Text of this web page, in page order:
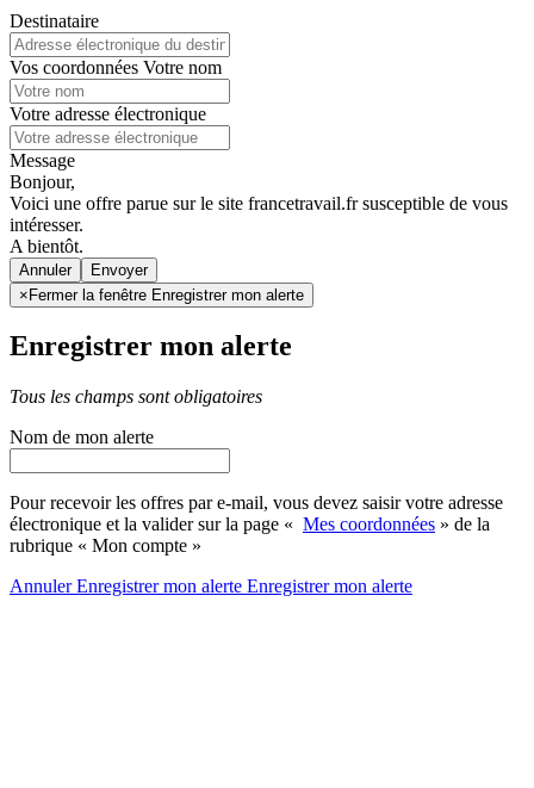
Destinataire
Vos coordonnées Votre nom
Votre adresse électronique
Message
Bonjour,
Voici une offre parue sur le site francetravail.fr susceptible de vous
intéresser.
A bientôt.
Annuler
×Fermer la fenêtre Enregistrer mon alerte
Enregistrer mon alerte
Tous les champs sont obligatoires
Nom de mon alerte
Pour recevoir les offres par e-mail, vous devez saisir votre adresse
électronique et la valider sur la page « Mes coordonnées » de la
rubrique « Mon compte »
AnnulerEnregistrer mon alerte Enregistrermon alerte